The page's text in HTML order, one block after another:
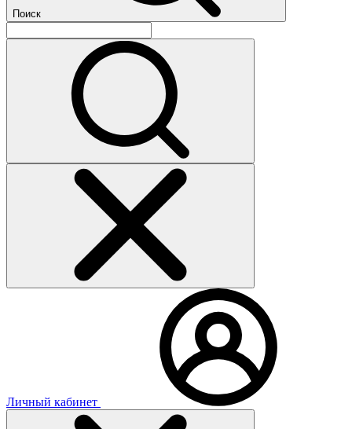
Поиск
Личный кабинет